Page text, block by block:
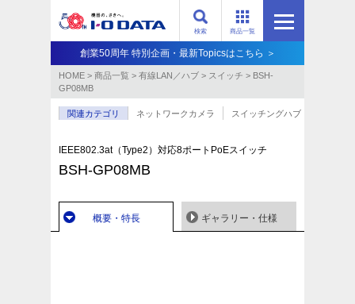
商品一覧
検索
創業50周年 特別企画・最新Topicsはこちら ＞
HOME > 商品一覧 > 有線LAN／ハブ > スイッチ > BSH-
GP08MB
関連カテゴリ ネットワークカメラ スイッチングハブ
IEEE802.3at（Type2）対応8ポートPoEスイッチ
BSH-GP08MB
概要・特長 ギャラリー・仕様